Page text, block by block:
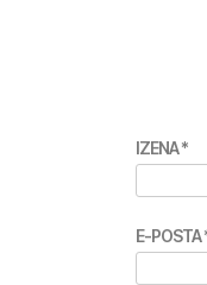
IZENA*
E-POSTA